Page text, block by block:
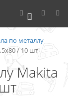
0
по металлу
/ 10 шт
Makita